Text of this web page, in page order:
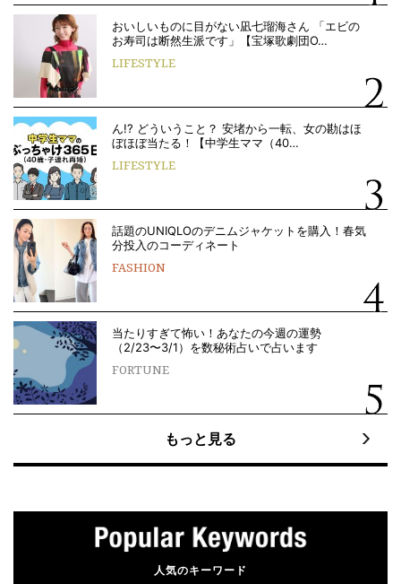
おいしいものに目がない凪七瑠海さん 「エビの
お寿司は断然生派です」【宝塚歌劇団O…
LIFESTYLE
ん!? どういうこと？ 安堵から一転、女の勘はほ
ぼほぼ当たる！【中学生ママ（40…
LIFESTYLE
話題のUNIQLOのデニムジャケットを購入！春気
分投入のコーディネート
FASHION
当たりすぎて怖い！あなたの今週の運勢
（2/23〜3/1）を数秘術占いで占います
FORTUNE
もっと見る
人気のキーワード